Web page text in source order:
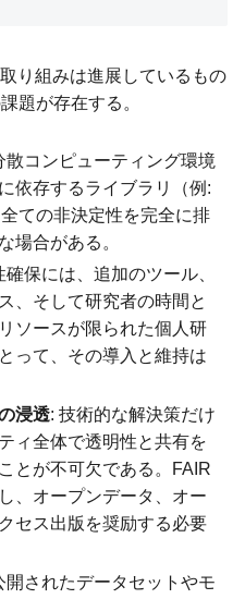
り組みは進展しているもの
題が存在する。
散コンピューティング環境
依存するライブラリ（例:
ての非決定性を完全に排
場合がある。
確保には、追加のツール、
、そして研究者の時間と
ソースが限られた個人研
って、その導入と維持は
浸透: 技術的な解決策だけ
ィ全体で透明性と共有を
とが不可欠である。FAIR
、オープンデータ、オー
セス出版を奨励する必要
開されたデータセットやモ